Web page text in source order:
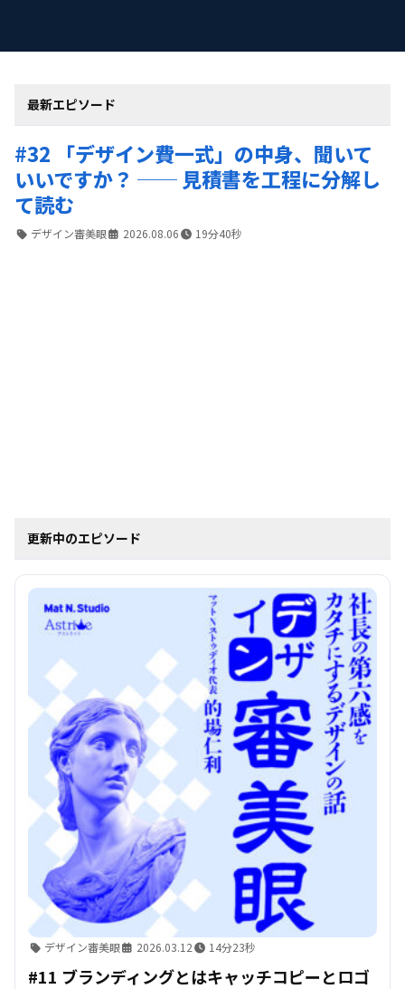
最新エピソード
#32 「デザイン費一式」の中身、聞いて
いいですか？ ── 見積書を工程に分解し
て読む
デザイン審美眼 2026.08.06 19分40秒
更新中のエピソード
デザイン審美眼 2026.03.12 14分23秒
#11 ブランディングとはキャッチコピーとロゴ